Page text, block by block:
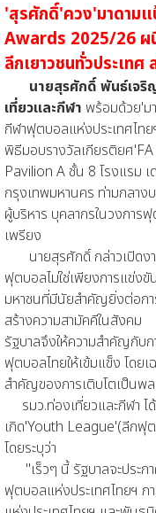
'สุรศักดิ์'ควง'มาดาม
Awards 2025/26
ลีกเยาวชนทั่วประเท
นายสุรศักดิ์ พันธ์เจริญ
เที่ยวและกีฬา พร้อมด้วย'ม
กีฬาฟุตบอลแห่งประเทศไทย
พิธีมอบรางวัลเกียรติยศ
Pavilion A ชั้น 8 โรงแรม
กรุงเทพมหานคร ท่ามกลาง
ผู้บริหาร บุคลากรในวงการ
เพรียง
นายสุรศักดิ์ กล่าวเปิดงา
ฟุตบอลไม่ใช่เพียงการแข่ง
มหาชนที่มีนัยสำคัญยิ่งต่อก
สร้างความสามัคคีในสังคม
รัฐบาลจึงให้ความสำคัญกับ
ฟุตบอลไทยให้เข้มแข็ง โดย
สำคัญของการเติบโตเป็น
รมว.ท่องเที่ยวและกีฬา ไ
เกิด'Youth League'(ลีกฟุ
โดยระบุว่า
"เร็วๆ นี้ รัฐบาลจะประก
ฟุตบอลแห่งประเทศไทยฯ ภ